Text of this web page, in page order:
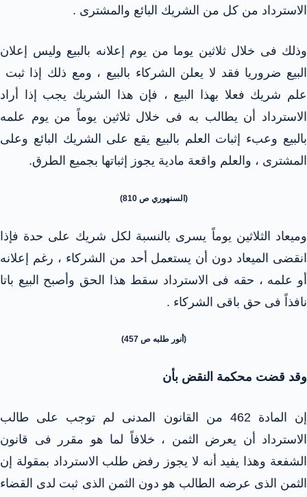
الاسترداد من كل من الشريك البائع والمشترى .
وذلك فى خلال ثلاثين يوما من يوم إعلانه بالبيع وليس إعلان
البيع ضروريا فقد لا يعلن الشركاء بالبيع ، ومع ذلك إذا ثبت
علم شريك فعلا بهذا البيع ، فإن هذا الشريك يجب إذا أراد
الاسترداد أن يطالب به فى خلال ثلاثين يوماً من يوم علمه
بالبيع وعبء إثبات العلم بالبيع يقع على الشريك البائع وعلى
المشترى ، والعلم واقعة مادية يجوز إثباتها بجميع الطرق.
(السنهوري ص 810)
وميعاد الثلاثين يوماً يسرى بالنسبة لكل شريك على حدة فإذا
انقضى الميعاد دون أن يستعمل أحد من الشركاء ، رغم إعلانه
أو علمه ، حقه فى الاسترداد سقط هذا الحق وأصبح البيع باتا
نافذاً فى حق باقى الشركاء .
(أنور طلبه ص 457)
وقد قضت محكمة النقض بأن
إن المادة 462 من القانون المدنى لم توجب على طالب
الاسترداد أن يعرض الثمن ، خلافاً لما هو مقرر فى قانون
الشفعة وهذا يفيد أنه لا يجوز رفض طلب الاسترداد بمقولة إن
الثمن الذى عرضه الطالب هو دون الثمن الذى ثبت لدى القضاء